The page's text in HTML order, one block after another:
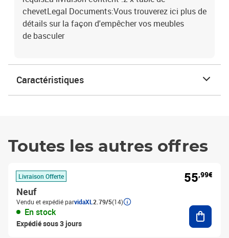
chevetLegal Documents:Vous trouverez ici plus de
détails sur la façon d'empêcher vos meubles
de basculer
Caractéristiques
Toutes les autres offres
Livraison Offerte
Neuf
Vendu et expédié parvidaXL 2.79/5(14)
En stock
Expédié sous 3 jours
55,99€